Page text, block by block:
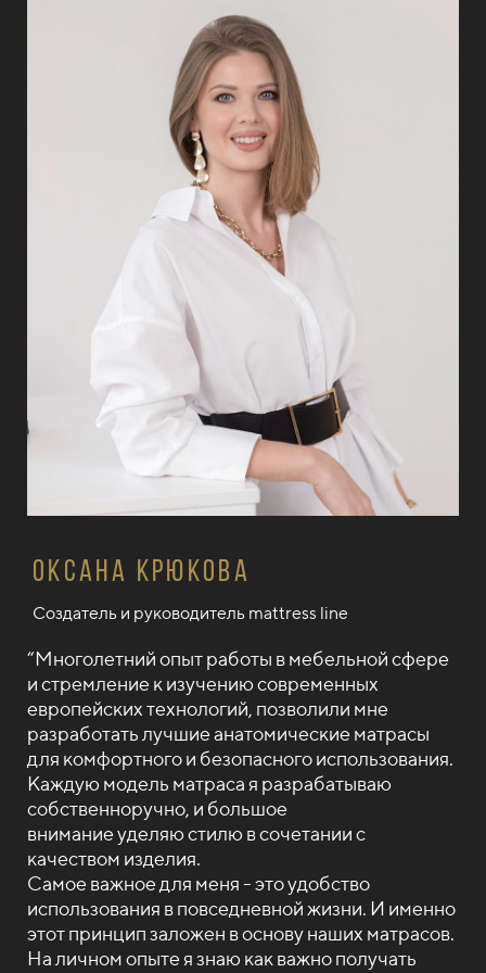
Оксана Крюкова
Создатель и руководитель mattress line
“Многолетний опыт работы в мебельной сфере
и стремление к изучению современных
европейских технологий, позволили мне
разработать лучшие анатомические матрасы
для комфортного и безопасного использования.
Каждую модель матраса я разрабатываю
собственноручно, и большое
внимание уделяю стилю в сочетании с
качеством изделия.
Самое важное для меня - это удобство
использования в повседневной жизни. И именно
этот принцип заложен в основу наших матрасов.
На личном опыте я знаю как важно получать